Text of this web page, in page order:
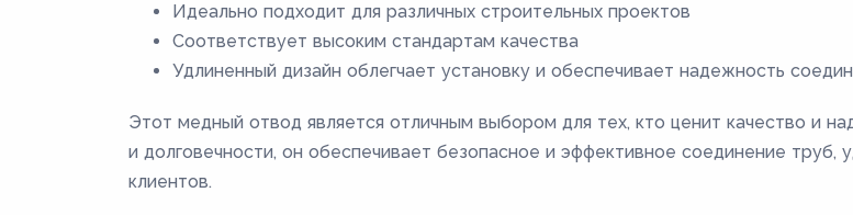
Идеально подходит для различных строительных проектов
Соответствует высоким стандартам качества
Удлиненный дизайн облегчает установку и обеспечивает надежность
Этот медный отвод является отличным выбором для тех, кто ценит качество и
и долговечности, он обеспечивает безопасное и эффективное соединение труб,
клиентов.